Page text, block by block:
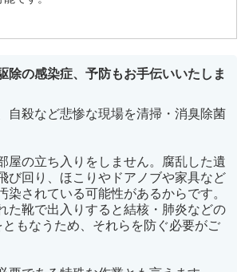
除の感染症、予防もお手伝いいたしま
自殺など悲惨な現場を清掃・消臭除菌
屋の立ち入りをしません。腐乱した遺
び回り、ほこりやドアノブや家具など
染されている可能性があるからです。
た靴で出入りすると結核・肺炎などの
もなうため、それらを防ぐ必要がご